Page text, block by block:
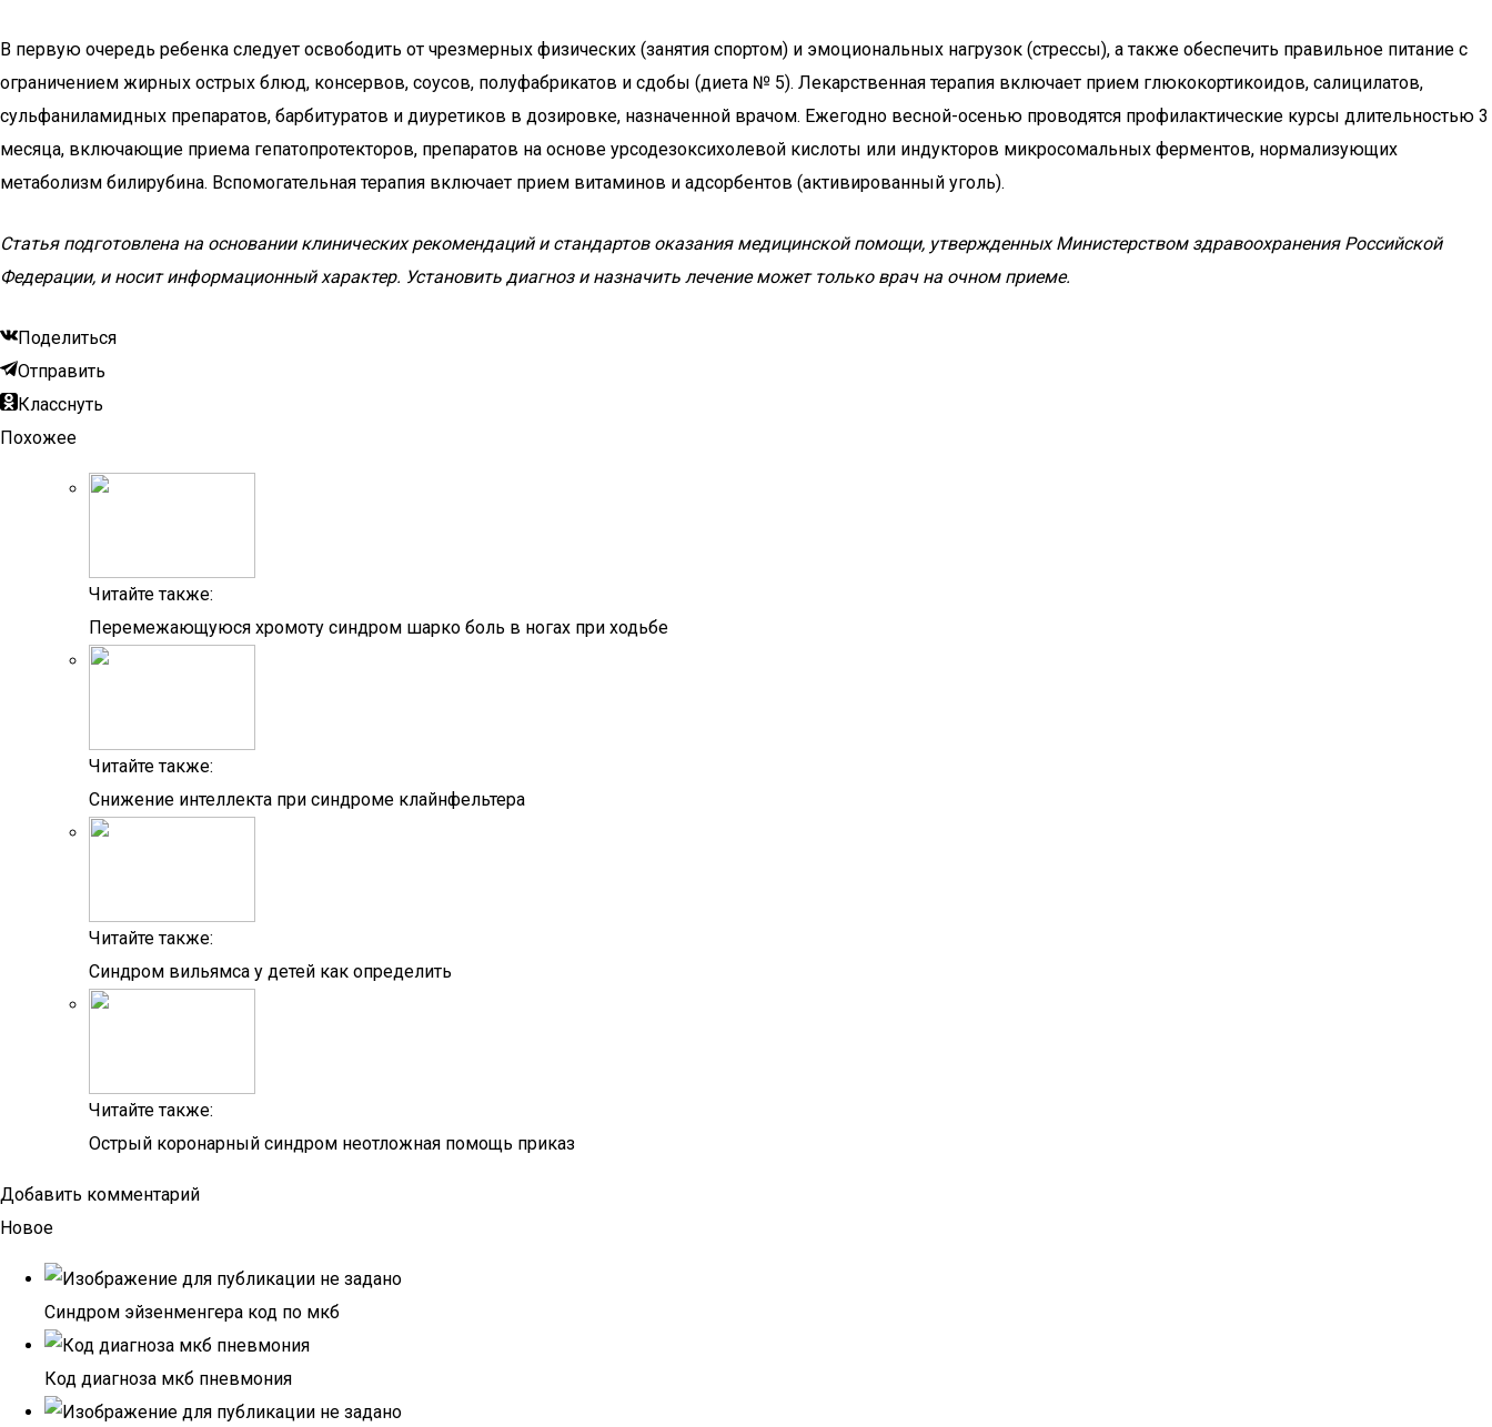
В первую очередь ребенка следует освободить от чрезмерных физических (занятия спортом) и эмоциональных нагрузок (стрессы), а также обеспечить правильное питание с
ограничением жирных острых блюд, консервов, соусов, полуфабрикатов и сдобы (диета № 5). Лекарственная терапия включает прием глюкокортикоидов, салицилатов,
сульфаниламидных препаратов, барбитуратов и диуретиков в дозировке, назначенной врачом. Ежегодно весной-осенью проводятся профилактические курсы длительностью 3
месяца, включающие приема гепатопротекторов, препаратов на основе урсодезоксихолевой кислоты или индукторов микросомальных ферментов, нормализующих
метаболизм билирубина. Вспомогательная терапия включает прием витаминов и адсорбентов (активированный уголь).
Статья подготовлена на основании клинических рекомендаций и стандартов оказания медицинской помощи, утвержденных Министерством здравоохранения Российской
Федерации, и носит информационный характер. Установить диагноз и назначить лечение может только врач на очном приеме.
Поделиться
Отправить
Класснуть
Похожее
Читайте также:
Перемежающуюся хромоту синдром шарко боль в ногах при ходьбе
Читайте также:
Снижение интеллекта при синдроме клайнфельтера
Читайте также:
Синдром вильямса у детей как определить
Читайте также:
Острый коронарный синдром неотложная помощь приказ
Добавить комментарий
Новое
Синдром эйзенменгера код по мкб
Код диагноза мкб пневмония